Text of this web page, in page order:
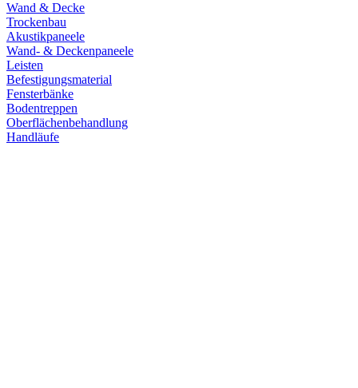
Wand & Decke
Trockenbau
Akustikpaneele
Wand- & Deckenpaneele
Leisten
Befestigungsmaterial
Fensterbänke
Bodentreppen
Oberflächenbehandlung
Handläufe